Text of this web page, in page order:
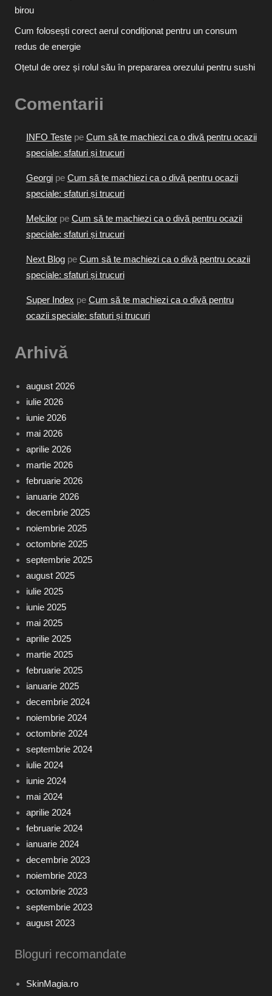
birou
Cum folosești corect aerul condiționat pentru un consum
redus de energie
Oțetul de orez și rolul său în prepararea orezului pentru sushi
Comentarii
INFO Testepe Cum să te machiezi ca o divă pentru ocazii
speciale: sfaturi și trucuri
Georgipe Cum să te machiezi ca o divă pentru ocazii
speciale: sfaturi și trucuri
Melcilorpe Cum să te machiezi ca o divă pentru ocazii
speciale: sfaturi și trucuri
Next Blogpe Cum să te machiezi ca o divă pentru ocazii
speciale: sfaturi și trucuri
Super Index pe Cum să te machiezi ca o divă pentru
ocazii speciale: sfaturi și trucuri
Arhivă
august 2026
iulie 2026
iunie 2026
mai 2026
aprilie 2026
martie 2026
februarie 2026
ianuarie 2026
decembrie 2025
noiembrie 2025
octombrie 2025
septembrie 2025
august 2025
iulie 2025
iunie 2025
mai 2025
aprilie 2025
martie 2025
februarie 2025
ianuarie 2025
decembrie 2024
noiembrie 2024
octombrie 2024
septembrie 2024
iulie 2024
iunie 2024
mai 2024
aprilie 2024
februarie 2024
ianuarie 2024
decembrie 2023
noiembrie 2023
octombrie 2023
septembrie 2023
august 2023
Bloguri recomandate
SkinMagia.ro